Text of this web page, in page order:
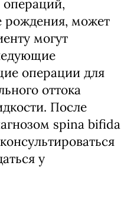
операций,
рождения, может
могут
операции для
оттока
После
spina bifida
у